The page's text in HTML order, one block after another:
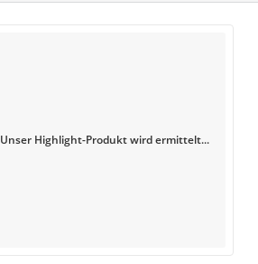
Unser Highlight-Produkt wird ermittelt...